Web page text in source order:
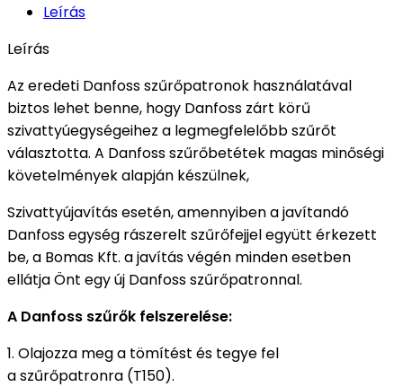
Leírás
Leírás
Az eredeti Danfoss szűrőpatronok használatával
biztos lehet benne, hogy Danfoss zárt körű
szivattyúegységeihez a legmegfelelőbb szűrőt
választotta. A Danfoss szűrőbetétek magas minőségi
követelmények alapján készülnek,
Szivattyújavítás esetén, amennyiben a javítandó
Danfoss egység rászerelt szűrőfejjel együtt érkezett
be, a Bomas Kft. a javítás végén minden esetben
ellátja Önt egy új Danfoss szűrőpatronnal.
A Danfoss szűrők felszerelése:
1. Olajozza meg a tömítést és tegye fel
a szűrőpatronra (T150).